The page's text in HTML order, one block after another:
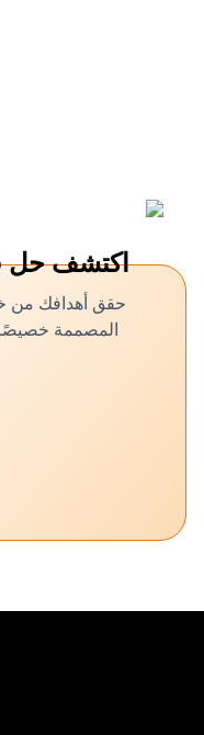
اكتشف حل Zoho المثالي اليوم.
حقق أهدافك من
المصممة